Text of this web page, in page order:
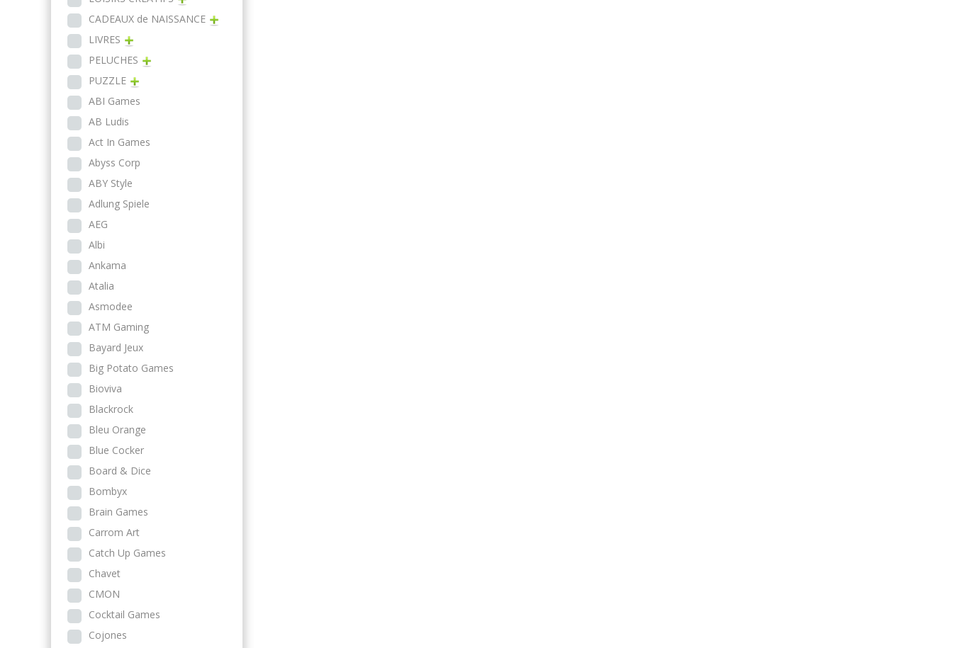
CADEAUX de NAISSANCE
LIVRES
PELUCHES
PUZZLE
ABI Games
AB Ludis
Act In Games
Abyss Corp
ABY Style
Adlung Spiele
AEG
Albi
Ankama
Atalia
Asmodee
ATM Gaming
Bayard Jeux
Big Potato Games
Bioviva
Blackrock
Bleu Orange
Blue Cocker
Board & Dice
Bombyx
Brain Games
Carrom Art
Catch Up Games
Chavet
CMON
Cocktail Games
Cojones